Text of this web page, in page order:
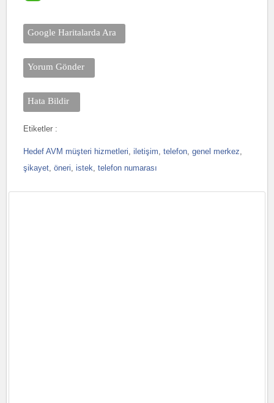
Google Haritalarda Ara
Yorum Gönder
Hata Bildir
Etiketler :
Hedef AVM müşteri hizmetleri, iletişim, telefon, genel merkez,
şikayet, öneri, istek, telefon numarası